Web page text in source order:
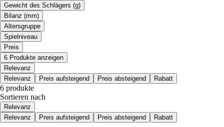
Gewicht des Schlägers (g)
Bilanz (mm)
Altersgruppe
Spielniveau
Preis
6 Produkte anzeigen
Relevanz
Relevanz
Preis aufsteigend Preis absteigend Rabatt
6 produkte
Sortieren nach
Relevanz
Relevanz
Preis aufsteigend Preis absteigend Rabatt